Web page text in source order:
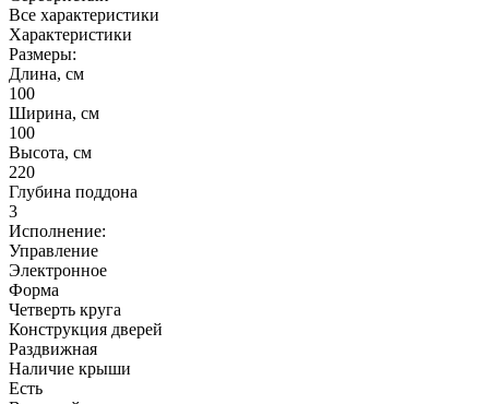
Все характеристики
Характеристики
Размеры:
Длина, см
100
Ширина, см
100
Высота, см
220
Глубина поддона
3
Исполнение:
Управление
Электронное
Форма
Четверть круга
Конструкция дверей
Раздвижная
Наличие крыши
Есть